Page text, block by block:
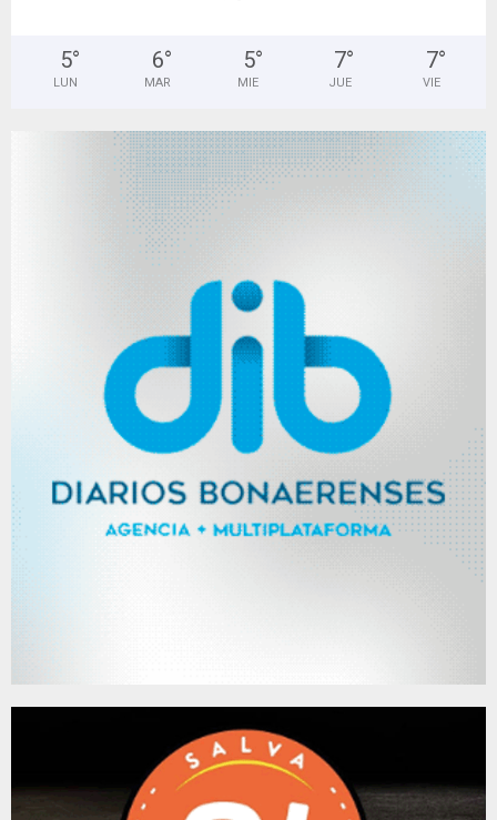
5°
LUN
6°
MAR
5°
MIE
7°
JUE
7°
VIE